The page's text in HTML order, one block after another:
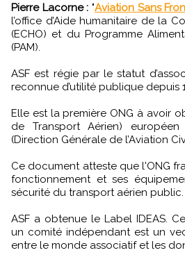
Pierre Lacorne : "Aviation Sans
l’office d’Aide humanitaire de la
(ECHO) et du Programme
(PAM).
ASF est régie par le statut
reconnue d’utilité publique depuis
Elle est la première ONG à avoir
de Transport Aérien)
(Direction Générale de l’Aviation
Ce document atteste que l'ONG
fonctionnement et ses
sécurité du transport aérien public.
ASF a obtenue le Label IDEAS.
un comité indépendant est un
entre le monde associatif et les